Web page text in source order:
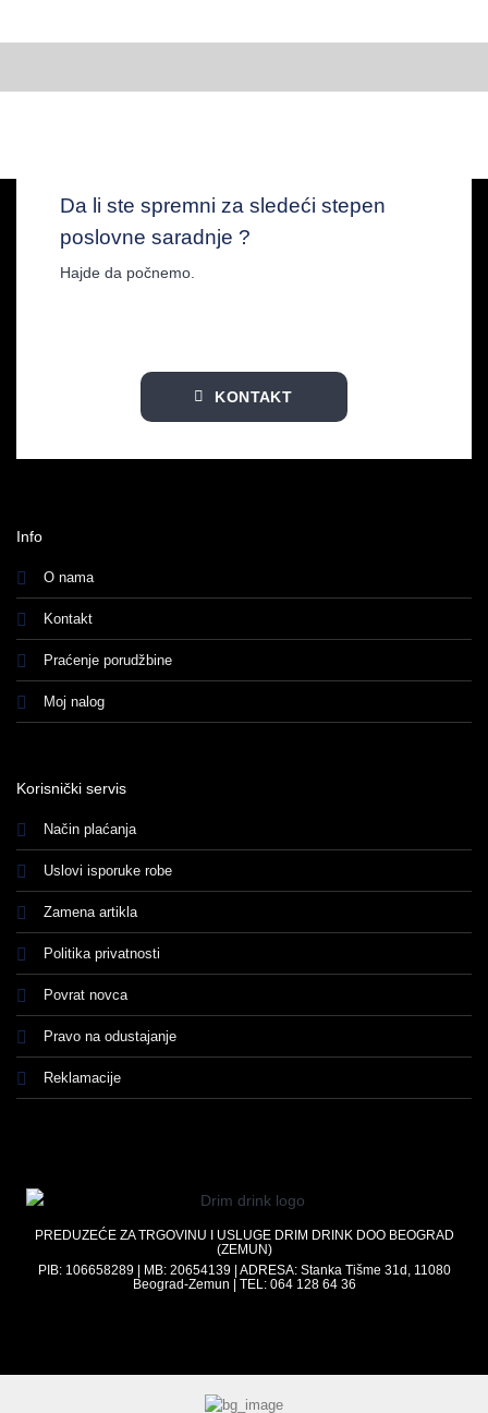
Da li ste spremni za sledeći stepen
poslovne saradnje ?
Hajde da počnemo.
KONTAKT
Info
O nama
Kontakt
Praćenje porudžbine
Moj nalog
Korisnički servis
Način plaćanja
Uslovi isporuke robe
Zamena artikla
Politika privatnosti
Povrat novca
Pravo na odustajanje
Reklamacije
PREDUZEĆE ZA TRGOVINU I USLUGE DRIM DRINK DOO BEOGRAD
(ZEMUN)
PIB: 106658289 | MB: 20654139 | ADRESA: Stanka Tišme 31d, 11080
Beograd-Zemun | TEL: 064 128 64 36